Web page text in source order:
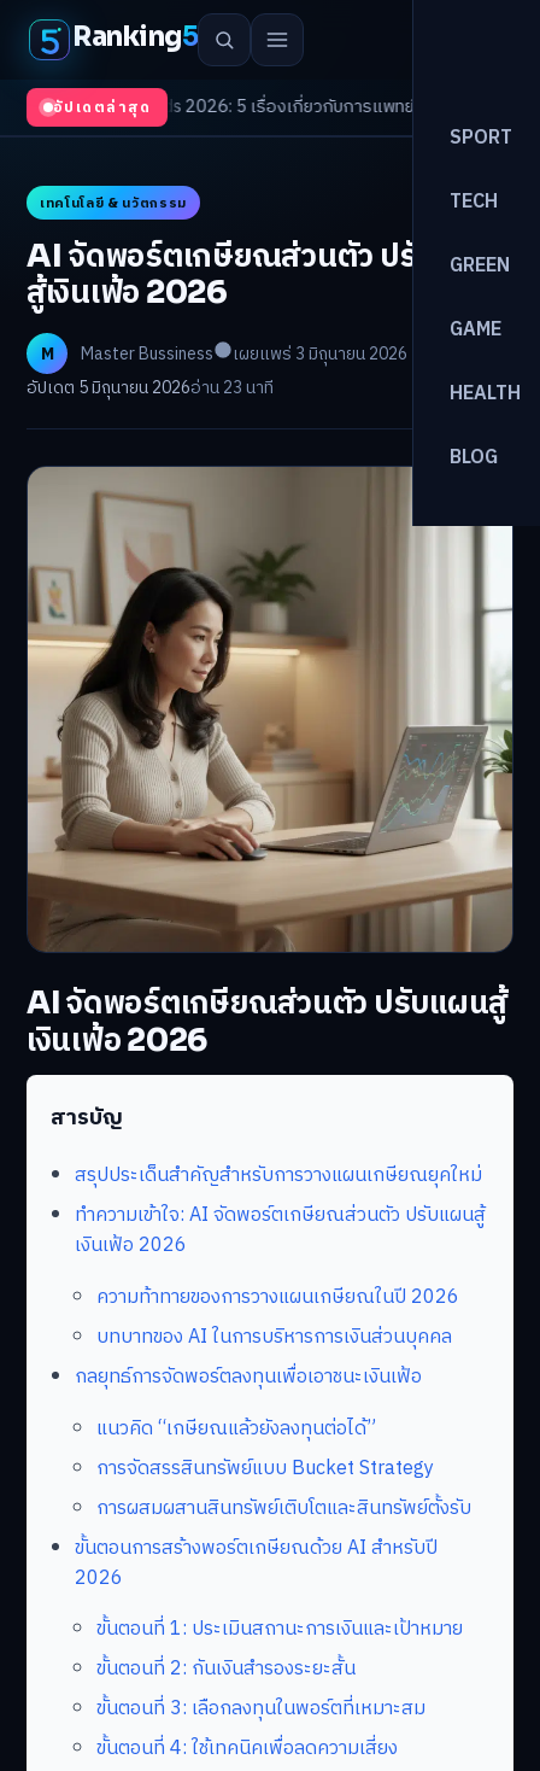
Ranking5
SPORT
TECH
GREEN
GAME
HEALTH
BLOG
อัปเดตล่าสุด
Trends 2026: 5 เรื่องเกี่ยวกับการแพทย์ที่ควรรู้/ดอกเบี้ยขาขึ้นรอบใหม่!
เทคโนโลยี & นวัตกรรม
AI จัดพอร์ตเกษียณส่วนตัว ปรับแผน
สู้เงินเฟ้อ 2026
M Master Bussiness
เผยแพร่ 3 มิถุนายน 2026
อัปเดต 5 มิถุนายน 2026อ่าน 23 นาที
AI จัดพอร์ตเกษียณส่วนตัว ปรับแผนสู้
เงินเฟ้อ 2026
สารบัญ
สรุปประเด็นสำคัญสำหรับการวางแผนเกษียณยุคใหม่
ทำความเข้าใจ: AI จัดพอร์ตเกษียณส่วนตัว ปรับแผนสู้
เงินเฟ้อ 2026
ความท้าทายของการวางแผนเกษียณในปี 2026
บทบาทของ AI ในการบริหารการเงินส่วนบุคคล
กลยุทธ์การจัดพอร์ตลงทุนเพื่อเอาชนะเงินเฟ้อ
แนวคิด “เกษียณแล้วยังลงทุนต่อได้”
การจัดสรรสินทรัพย์แบบ Bucket Strategy
การผสมผสานสินทรัพย์เติบโตและสินทรัพย์ตั้งรับ
ขั้นตอนการสร้างพอร์ตเกษียณด้วย AI สำหรับปี
2026
ขั้นตอนที่ 1: ประเมินสถานะการเงินและเป้าหมาย
ขั้นตอนที่ 2: กันเงินสำรองระยะสั้น
ขั้นตอนที่ 3: เลือกลงทุนในพอร์ตที่เหมาะสม
ขั้นตอนที่ 4: ใช้เทคนิคเพื่อลดความเสี่ยง